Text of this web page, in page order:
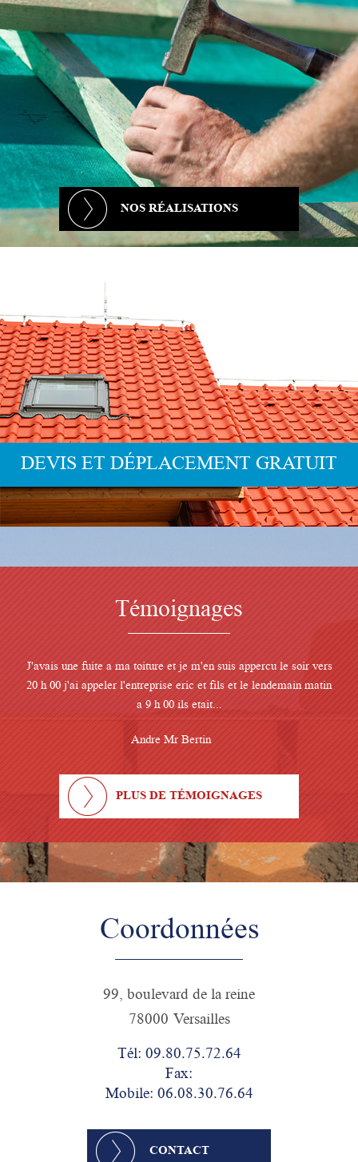
NOS RÉALISATIONS
Témoignages
J'avais une fuite a ma toiture et je m'en suis appercu le soir vers
20 h 00 j'ai appeler l'entreprise eric et fils et le lendemain matin
a 9 h 00 ils etait...
Andre Mr Bertin
PLUS DE TÉMOIGNAGES
Coordonnées
99, boulevard de la reine
78000 Versailles
Tél: 09.80.75.72.64
Fax:
Mobile: 06.08.30.76.64
CONTACT